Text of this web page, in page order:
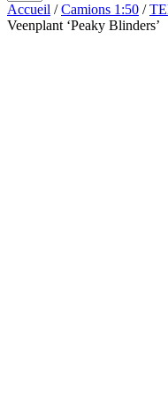
Accueil /Camions 1:50 /
Veenplant ‘Peaky Blinders’